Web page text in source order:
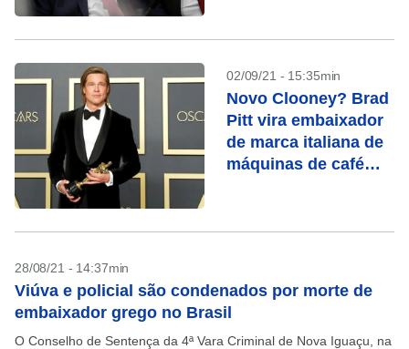
02/09/21 - 15:35min
Novo Clooney? Brad
Pitt vira embaixador
de marca italiana de
máquinas de café
28/08/21 - 14:37min
Viúva e policial são condenados por morte de
embaixador grego no Brasil
O Conselho de Sentença da 4ª Vara Criminal de Nova Iguaçu, na